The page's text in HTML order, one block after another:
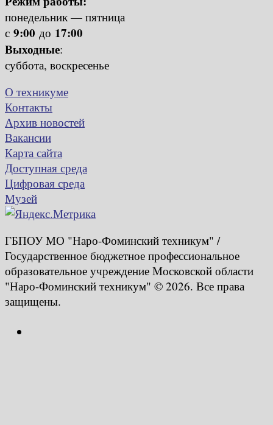
понедельник — пятница
с 9:00 до 17:00
Выходные:
суббота, воскресенье
О техникуме
Контакты
Архив новостей
Вакансии
Карта сайта
Доступная среда
Цифровая среда
Музей
ГБПОУ МО "Наро-Фоминский техникум" /
Государственное бюджетное профессиональное
образовательное учреждение Московской области
"Наро-Фоминский техникум" © 2026. Все права
защищены.